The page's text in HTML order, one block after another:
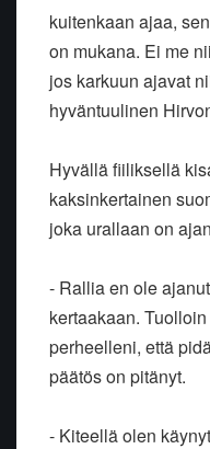
kuitenkaan ajaa,
on mukana. Ei me
jos karkuun ajavat
hyväntuulinen
Hyvällä fiiliksellä
kaksinkertainen
joka urallaan on
- Rallia en ole
kertaakaan.
perheelleni, että
päätös on pitänyt.
- Kiteellä olen